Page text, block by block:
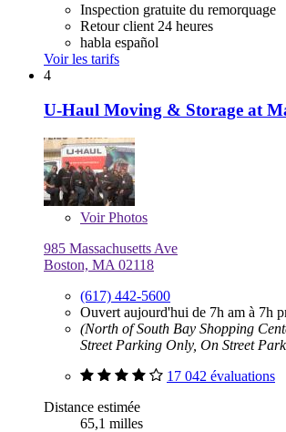
Inspection gratuite du remorquage
Retour client 24 heures
habla español
Voir les tarifs
4
U-Haul Moving & Storage at
VoirPhotos
985 Massachusetts Ave
Boston, MA 02118
(617) 442-5600
Ouvert aujourd'hui de 7h am à 7h
(North of South Bay Shopping
Street Parking Only, On Street
17 042 évaluations
Distance estimée
65,1 milles